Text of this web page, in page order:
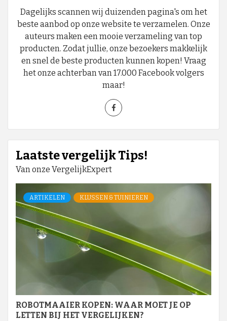
Dagelijks scannen wij duizenden pagina's om het
beste aanbod op onze website te verzamelen. Onze
auteurs maken een mooie verzameling van top
producten. Zodat jullie, onze bezoekers makkelijk
en snel de beste producten kunnen kopen! Vraag
het onze achterban van 17.000 Facebook volgers
maar!
Laatste vergelijk Tips!
Van onze VergelijkExpert
ARTIKELEN KLUSSEN & TUINIEREN
ROBOTMAAIER KOPEN: WAAR MOET JE OP
LETTEN BIJ HET VERGELIJKEN?